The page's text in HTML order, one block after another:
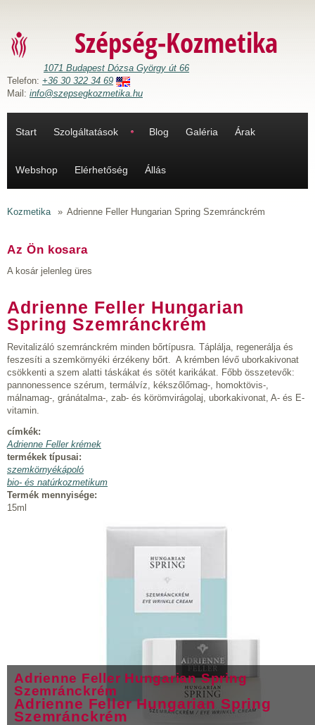
Szépség-Kozmetika
1071 Budapest Dózsa György út 66
Telefon: +36 30 322 34 69
Mail: info@szepsegkozmetika.hu
Start Szolgáltatások Blog Galéria Árak
Webshop Elérhetőség Állás
Kozmetika » Adrienne Feller Hungarian Spring Szemránckrém
Az Ön kosara
A kosár jelenleg üres
Adrienne Feller Hungarian
Spring Szemránckrém
Revitalizáló szemránckrém minden bőrtípusra. Táplálja, regenerálja és
feszesíti a szemkörnyéki érzékeny bőrt. A krémben lévő uborkakivonat
csökkenti a szem alatti táskákat és sötét karikákat. Főbb összetevők:
pannonessence szérum, termálvíz, kékszőlőmag-, homoktövis-,
málnamag-, gránátalma-, zab- és körömvirágolaj, uborkakivonat, A- és E-
vitamin.
címkék:
Adrienne Feller krémek
termékek típusai:
szemkörnyékápoló
bio- és natúrkozmetikum
Termék mennyisége:
15ml
Adrienne Feller Hungarian Spring
Szemránckrém
Adrienne Feller Hungarian Spring
Szemránckrém